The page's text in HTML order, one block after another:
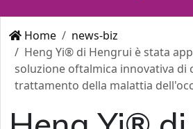
Home
news-biz
Heng Yi® di Hengrui è stata
soluzione oftalmica innovativa di
trattamento della malattia